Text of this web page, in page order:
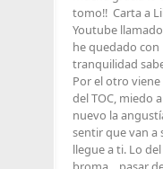
tomo!! Carta a
Youtube
he quedado con
tranquilidad
Por el otro
del TOC, miedo
nuevo la
sentir que van a
llegue a ti. Lo